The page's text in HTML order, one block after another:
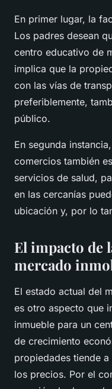
En primer lugar, la
Los padres desean
centro educativo de
implica que la
con las vías de
preferiblemente,
público.
En segunda
comercios también
servicios de salud,
en las cercanías
ubicación y, por lo
El impacto de
mercado
El estado actual del
es otro aspecto que
inmueble para un
de crecimiento
propiedades tiende
los precios. Por el